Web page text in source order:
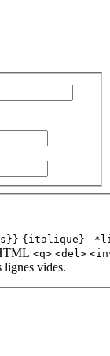
{italique} -
<q> <del>
lignes vides.